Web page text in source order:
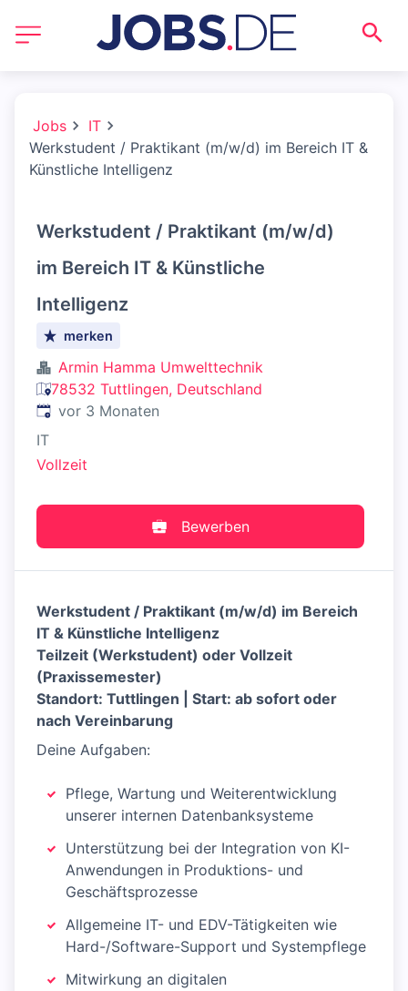
Jobs
IT
Werkstudent / Praktikant (m/w/d) im Bereich IT &
Künstliche Intelligenz
Werkstudent / Praktikant (m/w/d)
im Bereich IT & Künstliche
Intelligenz
merken
Armin Hamma Umwelttechnik
78532 Tuttlingen, Deutschland
Veröffentlicht:
vor 3 Monaten
IT
Vollzeit
Bewerben
Werkstudent / Praktikant (m/w/d) im Bereich
IT & Künstliche Intelligenz
Teilzeit (Werkstudent) oder Vollzeit
(Praxissemester)
Standort: Tuttlingen | Start: ab sofort oder
nach Vereinbarung
Deine Aufgaben:
Pflege, Wartung und Weiterentwicklung
unserer internen Datenbanksysteme
Unterstützung bei der Integration von KI-
Anwendungen in Produktions- und
Geschäftsprozesse
Allgemeine IT- und EDV-Tätigkeiten wie
Hard-/Software-Support und Systempflege
Mitwirkung an digitalen